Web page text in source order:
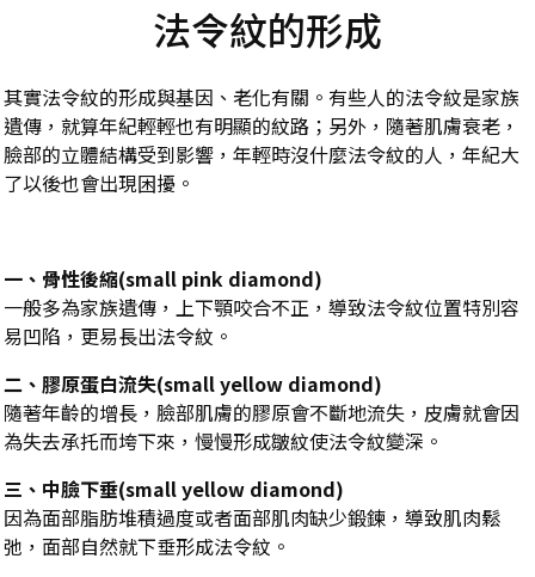
法令紋的形成
其實法令紋的形成與基因、老化有關。有些人的法令紋是家族
遺傳，就算年紀輕輕也有明顯的紋路；另外，隨著肌膚衰老，
臉部的立體結構受到影響，年輕時沒什麼法令紋的人，年紀大
了以後也會出現困擾。
一、骨性後縮(small pink diamond)
一般多為家族遺傳，上下顎咬合不正，導致法令紋位置特別容
易凹陷，更易長出法令紋。
二、膠原蛋白流失(small yellow diamond)
隨著年齡的增長，臉部肌膚的膠原會不斷地流失，皮膚就會因
為失去承托而垮下來，慢慢形成皺紋使法令紋變深。
三、中臉下垂(small yellow diamond)
因為面部脂肪堆積過度或者面部肌肉缺少鍛鍊，導致肌肉鬆
弛，面部自然就下垂形成法令紋。